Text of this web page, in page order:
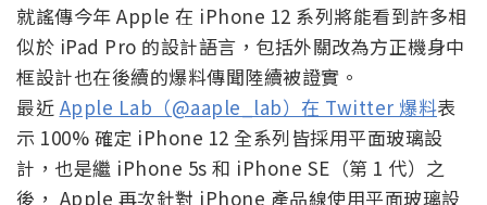
就謠傳今年 Apple 在 iPhone 12 系列將能看到許多相
似於 iPad Pro 的設計語言，包括外關改為方正機身中
框設計也在後續的爆料傳聞陸續被證實。
最近 Apple Lab（@aaple_lab）在 Twitter 爆料表
示 100% 確定 iPhone 12 全系列皆採用平面玻璃設
計，也是繼 iPhone 5s 和 iPhone SE（第 1 代）之
後， Apple 再次針對 iPhone 產品線使用平面玻璃設